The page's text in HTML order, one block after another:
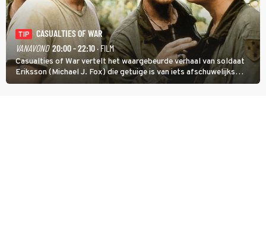
TIP
CASUALTIES OF WAR
VANAVOND 20:00 - 22:10· FILM
Casualties of War vertelt het waargebeurde verhaal van soldaat
Eriksson (Michael J. Fox) die getuige is van iets afschuwelijks
tijdens de Vietnamoorlog. Hij besluit uit de school te klappen.